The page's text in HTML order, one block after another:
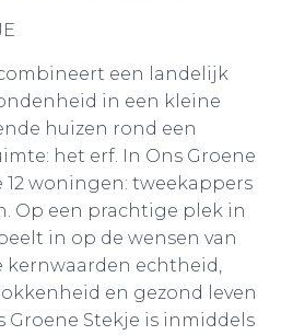
een landelijk
in een kleine
huizen rond een
het erf. In Ons Groene
12 woningen: tweekappers
Op een prachtige plek in
in op de wensen van
kernwaarden echtheid,
en gezond leven
Groene Stekje is inmiddels